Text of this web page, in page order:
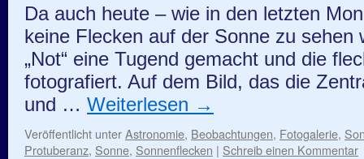
Da auch heute – wie in den letzten
keine Flecken auf der Sonne zu sehen
„Not“ eine Tugend gemacht und die
fotografiert. Auf dem Bild, das die
und … Weiterlesen →
Veröffentlicht unterAstronomie, Beobachtungen, Fotogalerie,
Protuberanz, Sonne, Sonnenflecken | Schreib einen Kommentar